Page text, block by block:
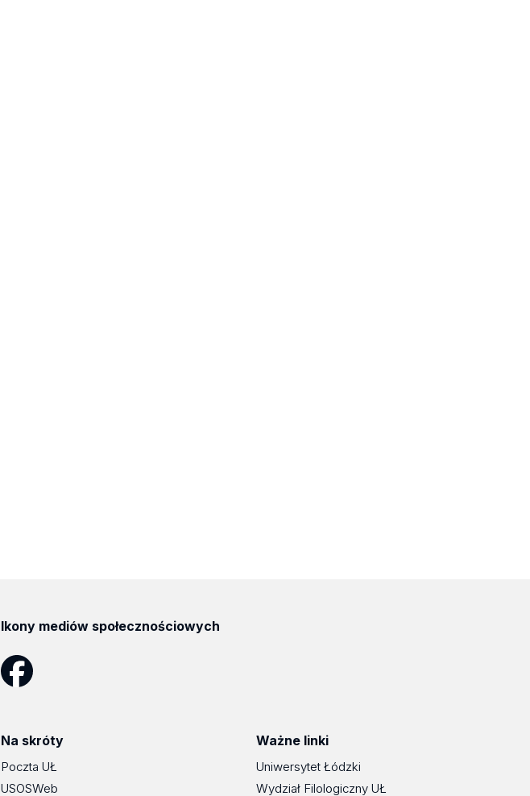
Ikony mediów społecznościowych
Na skróty
Poczta UŁ
USOSWeb
Ważne linki
Uniwersytet Łódzki
Wydział Filologiczny UŁ